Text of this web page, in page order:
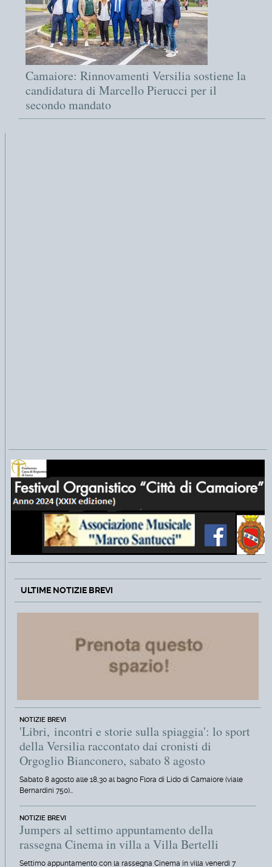
Camaiore: Rinnovamenti Versilia sostiene la
candidatura di Marcello Pierucci per il
secondo mandato
ULTIME NOTIZIE BREVI
NOTIZIE BREVI
'Libri, incontri e storie sulla spiaggia': lo sport
della Versilia raccontato dai cronisti di
Orgoglio Bianconero, sabato 8 agosto
Sabato 8 agosto alle 18,30 al bagno Flora di Lido di Camaiore (viale
Bernardini 750)…
NOTIZIE BREVI
Jumpers al settimo appuntamento della
rassegna Cinema in villa a Villa Bertelli
Settimo appuntamento con la rassegna Cinema in villa venerdì 7